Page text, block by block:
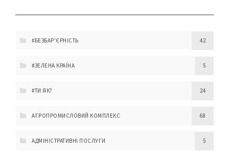
#БЕЗБАР'ЄРНІСТЬ 42
#ЗЕЛЕНА КРАЇНА 5
#ТИ ЯК? 24
АГРОПРОМИСЛОВИЙ КОМПЛЕКС 68
АДМІНІСТРАТИВНІ ПОСЛУГИ 5